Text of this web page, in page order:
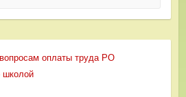
оплаты труда РО
школой